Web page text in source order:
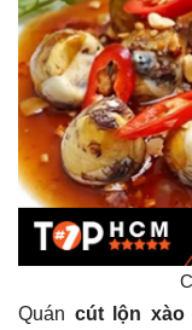
Quán cút lộn xào